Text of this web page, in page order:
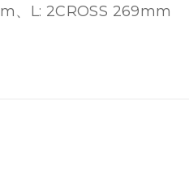
、L: 2CROSS 269mm